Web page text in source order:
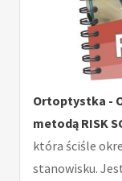
Ortoptystka -
metodą RISK
która ściśle
stanowisku.